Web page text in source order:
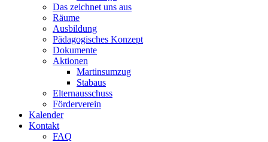
Das zeichnet uns aus
Räume
Ausbildung
Pädagogisches Konzept
Dokumente
Aktionen
Martinsumzug
Stabaus
Elternausschuss
Förderverein
Kalender
Kontakt
FAQ